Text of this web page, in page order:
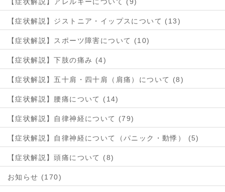
【症状解説】ジストニア・イップスについて (13)
【症状解説】スポーツ障害について (10)
【症状解説】下肢の痛み (4)
【症状解説】五十肩・四十肩（肩痛）について (8)
【症状解説】腰痛について (14)
【症状解説】自律神経について (79)
【症状解説】自律神経について（パニック・動悸） (5)
【症状解説】頭痛について (8)
お知らせ (170)